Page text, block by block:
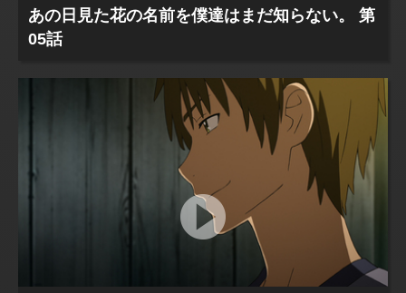
あの日見た花の名前を僕達はまだ知らない。 第
05話